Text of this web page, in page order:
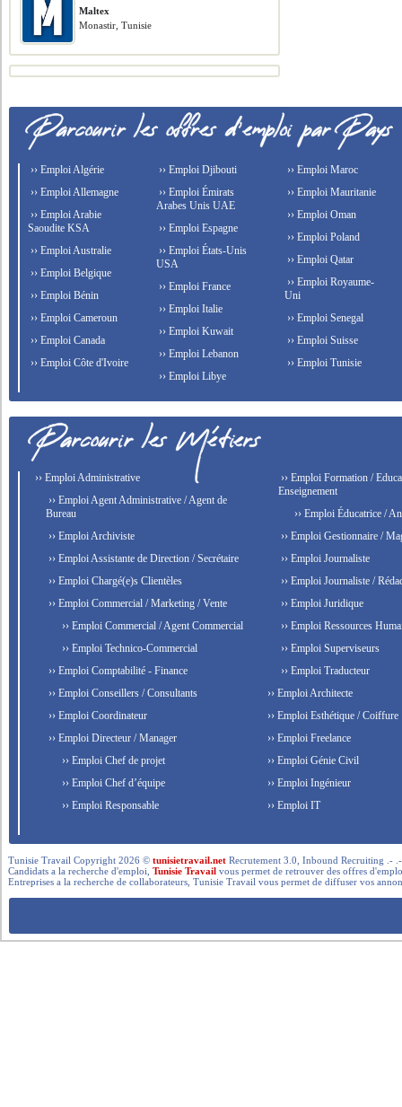
Maltex
Monastir, Tunisie
›› Emploi Algérie
›› Emploi Allemagne
›› Emploi Arabie
Saoudite KSA
›› Emploi Australie
›› Emploi Belgique
›› Emploi Bénin
›› Emploi Cameroun
›› Emploi Canada
›› Emploi Côte d'Ivoire
›› Emploi Djibouti
›› Emploi Émirats
Arabes Unis UAE
›› Emploi Espagne
›› Emploi États-Unis
USA
›› Emploi France
›› Emploi Italie
›› Emploi Kuwait
›› Emploi Lebanon
›› Emploi Libye
›› Emploi Maroc
›› Emploi Mauritanie
›› Emploi Oman
›› Emploi Poland
›› Emploi Qatar
›› Emploi Royaume-
Uni
›› Emploi Senegal
›› Emploi Suisse
›› Emploi Tunisie
›› Emploi Administrative
›› Emploi Agent Administrative / Agent de
Bureau
›› Emploi Archiviste
›› Emploi Assistante de Direction / Secrétaire
›› Emploi Chargé(e)s Clientèles
›› Emploi Commercial / Marketing / Vente
›› Emploi Commercial / Agent Commercial
›› Emploi Technico-Commercial
›› Emploi Comptabilité - Finance
›› Emploi Conseillers / Consultants
›› Emploi Coordinateur
›› Emploi Directeur / Manager
›› Emploi Chef de projet
›› Emploi Chef d’équipe
›› Emploi Responsable
›› Emploi Formation /
Enseignement
›› Emploi Éducatrice /
›› Emploi Gestionnaire /
›› Emploi Journaliste
›› Emploi Journaliste /
›› Emploi Juridique
›› Emploi Ressources
›› Emploi Superviseurs
›› Emploi Traducteur
›› Emploi Architecte
›› Emploi Esthétique / Coiffure
›› Emploi Freelance
›› Emploi Génie Civil
›› Emploi Ingénieur
›› Emploi IT
Tunisie Travail Copyright 2026 ©tunisietravail.net Recrutement 3.0, Inbound Recruiting .-
Candidats a la recherche d'emploi,Tunisie Travail vous permet de retrouver des offres
Entreprises a la recherche de collaborateurs, Tunisie Travail vous permet de diffuser vos